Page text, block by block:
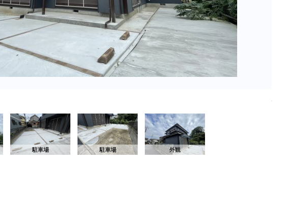
駐車場 駐車場 外観